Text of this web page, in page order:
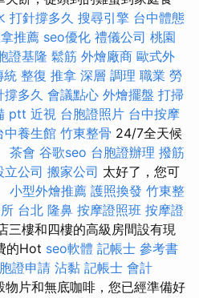
打針撐多久 搜尋引擎 台中體態
推薦 seo優化 禮儀公司 桃園
證基隆 鬆筋 外燴廠商 歐式外
整復 推拿 深層 調理 職業 勞
撐多久 會議點心 外燴擺盤 打掃
ptt 近視 台胞證照片 台中按摩
中養生館 竹東整骨 24/7全天候
茶會 谷歌seo 台胞證辦理 撥筋
立公司 搬家公司 太好了，您可
小型外燴推薦 護照換發 竹東整
台北 隆鼻 按摩證照班 按摩證
三樓和四樓的高級房間設有現
的Hot seo軟體 記帳士 參考書
證申請 沾黏 記帳士 會計
片和無底咖啡，您已經準備好